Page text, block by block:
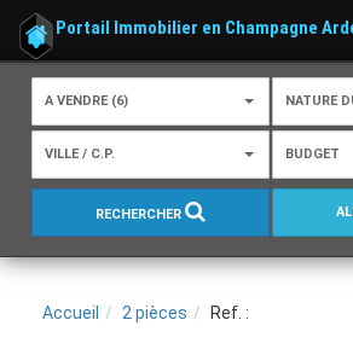
Portail Immobilier en Champagne
A VENDRE (6) NATURE
VILLE / C.P. BUDGET
RECHERCHER
Accueil 2 pièces Ref. :